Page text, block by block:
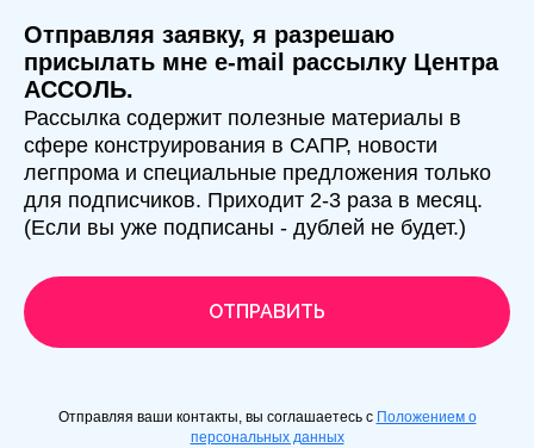
Отправляя заявку, я разрешаю
присылать мне e-mail рассылку Центра
АССОЛЬ.
Рассылка содержит полезные материалы в
сфере конструирования в САПР, новости
легпрома и специальные предложения только
для подписчиков. Приходит 2-3 раза в месяц.
(Если вы уже подписаны - дублей не будет.)
ОТПРАВИТЬ
Отправляя ваши контакты, вы соглашаетесь с Положением о
персональных данных